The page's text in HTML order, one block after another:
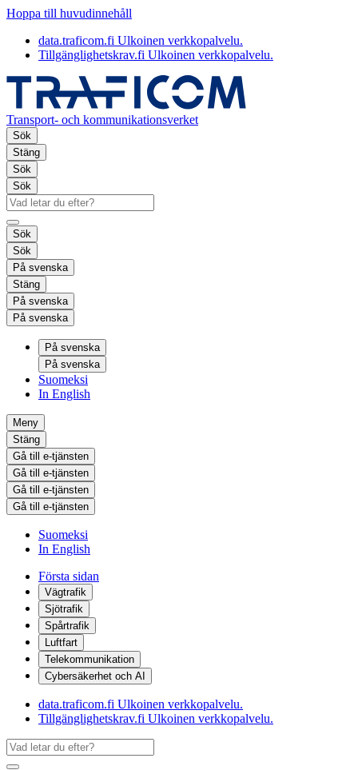
Hoppa till huvudinnehåll
data.traficom.fi Ulkoinen verkkopalvelu.
Tillgänglighetskrav.fi Ulkoinen verkkopalvelu.
Transport- och kommunikationsverket
Sök
Stäng
Sök
Sök
Sök
Sök
På svenska
Stäng
På svenska
På svenska
På svenska
På svenska
Suomeksi
In English
Meny
Stäng
Gå till e-tjänsten
Gå till e-tjänsten
Gå till e-tjänsten
Gå till e-tjänsten
Suomeksi
In English
Första sidan
Vägtrafik
Sjötrafik
Spårtrafik
Luftfart
Telekommunikation
Cybersäkerhet och AI
data.traficom.fi Ulkoinen verkkopalvelu.
Tillgänglighetskrav.fi Ulkoinen verkkopalvelu.